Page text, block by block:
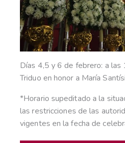
Días 4,5 y 6 de febrero: a
Triduo en honor a María
*Horario supeditado a la
las restricciones de las
vigentes en la fecha de